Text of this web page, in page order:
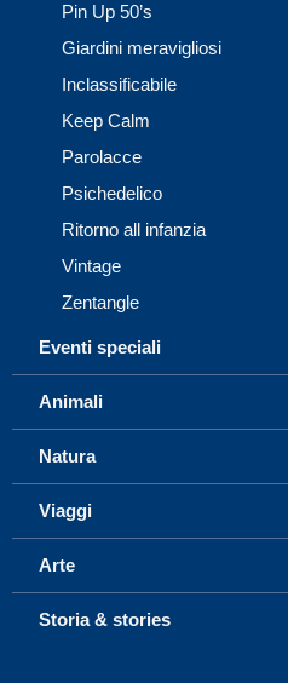
Pin Up 50’s
Giardini meravigliosi
Inclassificabile
Keep Calm
Parolacce
Psichedelico
Ritorno all infanzia
Vintage
Zentangle
Eventi speciali
Animali
Natura
Viaggi
Arte
Storia & stories